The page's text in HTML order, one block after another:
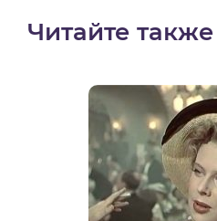
Читайте также